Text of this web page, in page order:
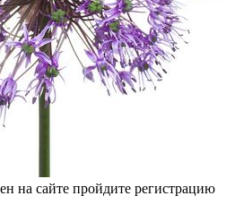
на сайте пройдите регистрацию